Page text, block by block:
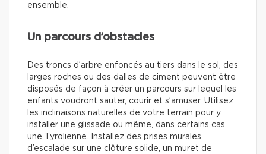
ensemble.
Un parcours d’obstacles
Des troncs d’arbre enfoncés au tiers dans le sol, des
larges roches ou des dalles de ciment peuvent être
disposés de façon à créer un parcours sur lequel les
enfants voudront sauter, courir et s’amuser. Utilisez
les inclinaisons naturelles de votre terrain pour y
installer une glissade ou même, dans certains cas,
une Tyrolienne. Installez des prises murales
d’escalade sur une clôture solide, un muret de